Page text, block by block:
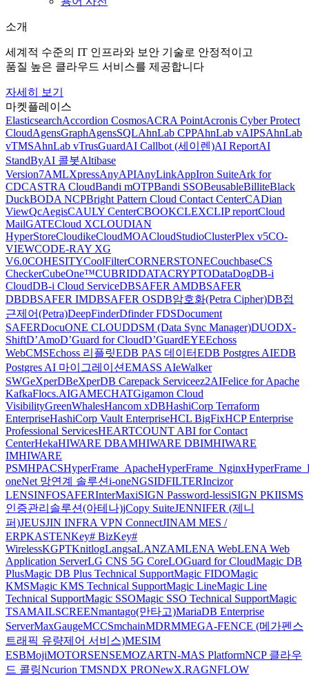
소개
세계적 수준의 IT 인프라와 보안 기술로 안정적이고
품질 높은 클라우드 서비스를 제공합니다
자세히 보기
마켓플레이스
ElasticsearchAccordion CosmosACRA PointAcronis Cyber Protect
CloudAgensGraphAgensSQLAhnLab CPPAhnLab vAIPSAhnLab
vTMSAhnLab vTrusGuardAI Callbot (세이렌)AI ReportAI
StandByAI 콜봇Altibase
Version7AMLXpressAnyAPIAnyLinkAppIron SuiteArk for
CDCASTRA CloudBandi mOTPBandi SSOBeusableBilliteBlack
DuckBODA NCPBright Pattern Cloud Contact CenterCADian
ViewQcAegisCAULY CenterCBOOKCLEXCLIP reportCloud
MailGATECloud XCLOUDIAN
HyperStoreCloudikeCloudMOACloudStudioClusterPlex v5CO-
VIEWCODE-RAY XG
V6.0COHESITYCoolFilterCORNERSTONECouchbaseCS
CheckerCubeOne™CUBRIDDATACRYPTODataDogDB-i
CloudDB-i Cloud ServiceDBSAFER AMDBSAFER
DBDBSAFER IMDBSAFER OSDB암호화(Petra Cipher)DB접
근제어(Petra)DeepFinderDfinder FDSDocument
SAFERDocuONE CLOUDDSM (Data Sync Manager)DUODX-
ShiftD’AmoD’Guard for CloudD’GuardEYEEchoss
WebCMSEchoss 리플릿EDB PAS 데이터EDB Postgres AIEDB
Postgres AI 마이그레이션EMASS AIeWalker
SWGeXperDBeXperDB Carepack Serviceez2AIFelice for Apache
KafkaFlocs.AIGAMECHATGigamon Cloud
VisibilityGreenWhalesHancom xDBHashiCorp Terraform
EnterpriseHashiCorp Vault EnterpriseHCL BigFixHCP Enterprise
Professional ServicesHEARTCOUNT ABI for Contact
CenterHekaHIWARE DBAMHIWARE DBIMHIWARE
IMHIWARE
PSMHPACSHyperFrame_ApacheHyperFrame_Nginx
oneNet 망연계 솔루션i-oneNGSIDFILTERIncizor
LENSINFOSAFERInterMaxiSIGN Password-lessiSIGN PKIISMS
인증관리솔루션(아테나)jCopy SuiteJENNIFER (제니
퍼)JEUSJIN INFRA VPN ConnectJINAM MES /
ERPKASTENKey# BizKey#
WirelessKGPTKnitlogLangsaLANZAMLENA WebLENA Web
Application ServerLG CNS 5G CoreLOGuard for CloudMagic DB
PlusMagic DB Plus Technical SupportMagic FIDOMagic
KMSMagic KMS Technical SupportMagic LineMagic Line
Technical SupportMagic SSOMagic SSO Technical SupportMagic
TSAMAILSCREENmantago(만타고)MariaDB Enterprise
ServerMaxGaugeMCCSmchainMDRMMEGA-FENCE (메가펜스
트래픽 유량제어 서비스)MESIM
ESBMojiMOTORSENSEMOZARTN-MAS PlatformNCP 클라우
드 콜링Ncurion TMSNDX PRONewX.RAGNFLOW